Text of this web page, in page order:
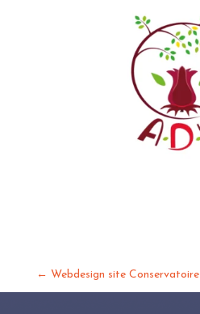
← Webdesign site Conservatoire